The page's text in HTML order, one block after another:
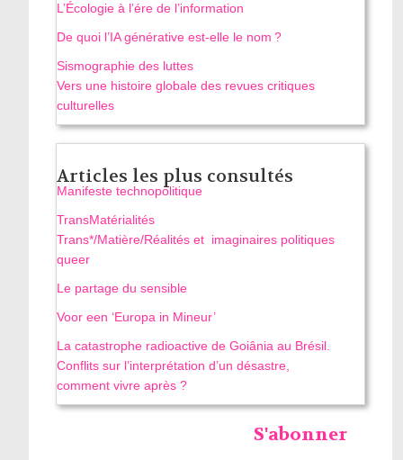
L’Écologie à l’ére de l’information
De quoi l’IA générative est-elle le nom ?
Sismographie des luttes
Vers une histoire globale des revues critiques
culturelles
Articles les plus consultés
Manifeste technopolitique
TransMatérialités
Trans*/Matière/Réalités et imaginaires politiques
queer
Le partage du sensible
Voor een ‘Europa in Mineur’
La catastrophe radioactive de Goiânia au Brésil.
Conflits sur l’interprétation d’un désastre,
comment vivre après ?
S'abonner